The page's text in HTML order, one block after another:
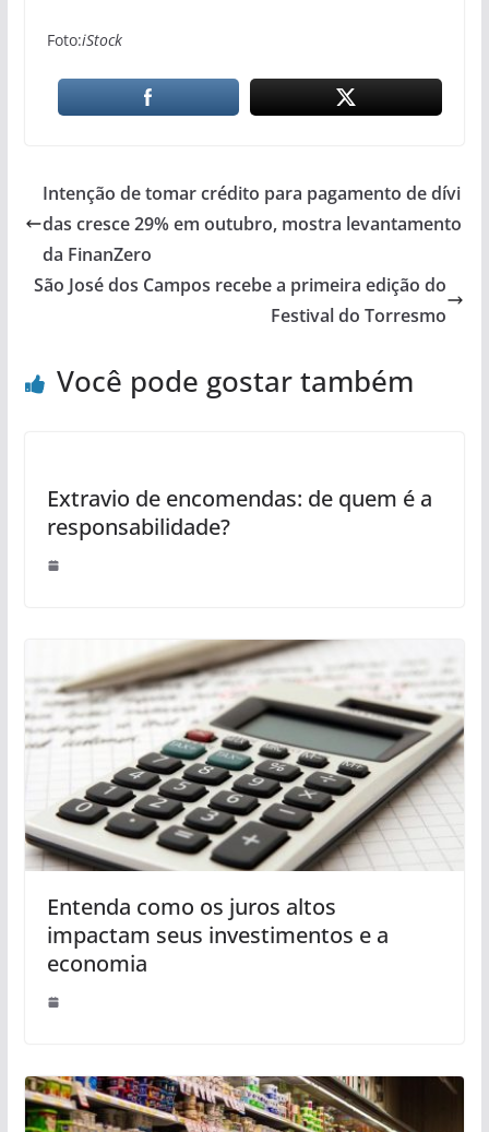
Foto:iStock
Intenção de tomar crédito para pagamento de dívi
das cresce 29% em outubro, mostra levantamento
da FinanZero
São José dos Campos recebe a primeira edição do
Festival do Torresmo
Você pode gostar também
Extravio de encomendas: de quem é a
responsabilidade?
Entenda como os juros altos
impactam seus investimentos e a
economia